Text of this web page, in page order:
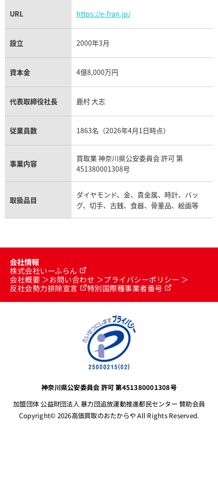
URL https://e-fran.jp/
設立 2000年3月
資本金 4億8,000万円
代表取締役社長 鹿村 大志
従業員数 1863名（2026年4月1日時点）
事業内容
買取業 神奈川県公安委員会 許可 第
451380001308号
取扱品目
ダイヤモンド、金、貴金属、時計、バッ
グ、切手、古銭、食器、骨董品、絵画等
会社情報
株式会社いーふらん
会社概要
お問い合わせ
プライバシーポリシー
反社会勢力排除宣言
特別国際種事業者番号
神奈川県公安委員会 許可 第451380001308号
加盟団体 公益財団法人 暴力団追放運動推進都民センター 賛助会員
Copyright© 2026高価買取のおたからや All Rights Reserved.